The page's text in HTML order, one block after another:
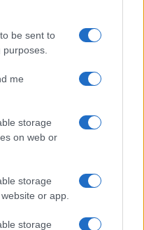
be sent to
me
storage
on web or
storage
or app.
storage